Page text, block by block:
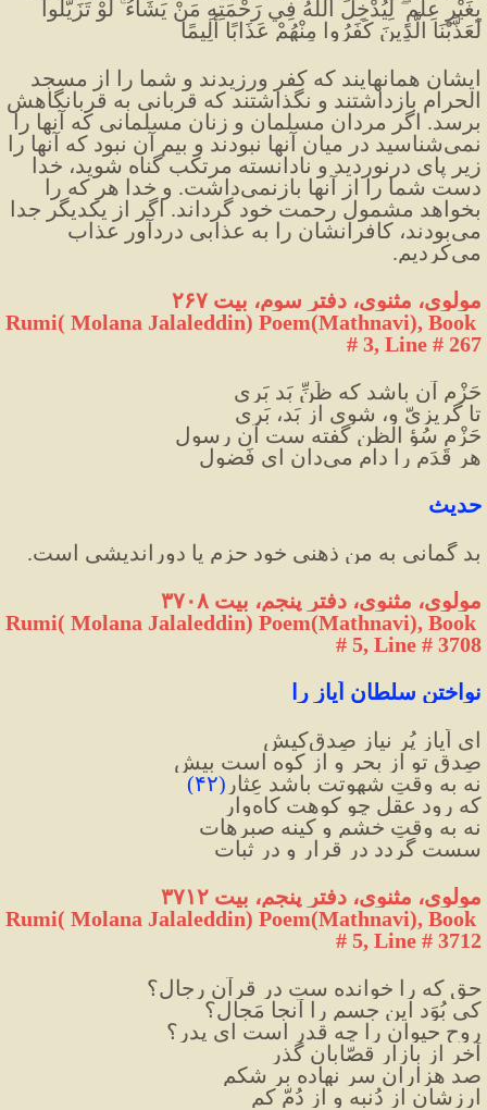
لَعَذَّبْنَا الَّذِينَ كَفَرُوا مِنْهُمْ عَذَابًا أَلِيمًا
مى‌كرديم.
مولوی، مثنوی، دفتر سوم، بیت ٢۶۷
Rumi( Molana Jalaleddin) Poem(Mathnavi), Book
# 3, Line # 267
حَزْم آن باشد که ظَنِّ بَد بَری
تا گُریزیّ و، شوی از بَد، بَری
حَزْم سُؤ الظن گفته ست آن رسول
هر قَدَم را دام می‌دان ای فَضول
حديث
بد گمانی به من ذهنی خود حزم یا دوراندیشی است.
مولوی، مثنوی، دفتر پنجم، بیت ۳۷۰۸
Rumi( Molana Jalaleddin) Poem(Mathnavi), Book
# 5, Line # 3708
نواختنِ سلطان اَیاز را
ای اَیازِ پُر نیازِ صِدق‌کیش
صِدقِ تو از بحر و از کوه است بیش
نه به وقتِ شهوتت باشد عِثار (۴۲)
که رود عقلِ چو کوهت کاه‌وار
نه به وقتِ خشم و کینه صبرهات
سست گردد در قرار و در ثبات
مولوی، مثنوی، دفتر پنجم، بیت ۳۷۱۲
Rumi( Molana Jalaleddin) Poem(Mathnavi), Book
# 5, Line # 3712
حق که را خوانده ست در قرآن رِجال؟
کی بُوَد این جسم را آنجا مَجال؟
روحِ حیوان را چه قدر است ای پدر؟
آخر از بازارِ قصّابان گذر
صد هزاران سر نهاده بر شکم
ارزشان از دُنبه و از دُمّ کم